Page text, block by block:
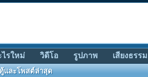
และโพสต์ล่าสุด
ไรใหม่ วิดีโอ รูปภาพ เสียงธรรม